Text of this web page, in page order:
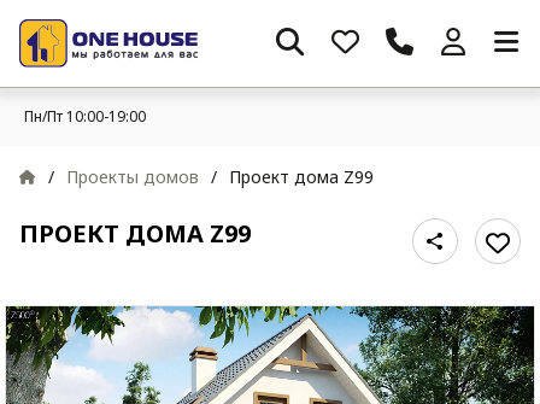
Пн/Пт 10:00-19:00
/ Проекты домов / Проект дома Z99
ПРОЕКТ ДОМА Z99